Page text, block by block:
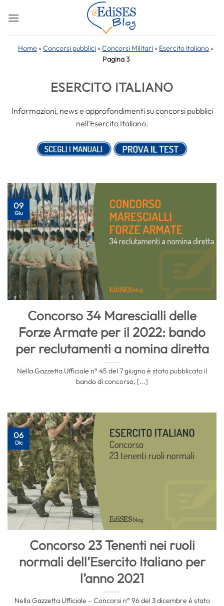
Home »Concorsi pubblici »Concorsi Militari » Esercito Italiano »
Pagina 3
ESERCITO ITALIANO
Informazioni, news e approfondimenti su concorsi pubblici
nell’Esercito Italiano.
Concorso 34 Marescialli delle
Forze Armate per il 2022: bando
per reclutamenti a nomina diretta
Nella Gazzetta Ufficiale n° 45 del 7 giugno è stato pubblicato il
bando di concorso, [...]
09
Giu
Concorso 23 Tenenti nei ruoli
normali dell’Esercito Italiano per
l’anno 2021
Nella Gazzetta Ufficiale – Concorsi n° 96 del 3 dicembre è stato
06
Dic